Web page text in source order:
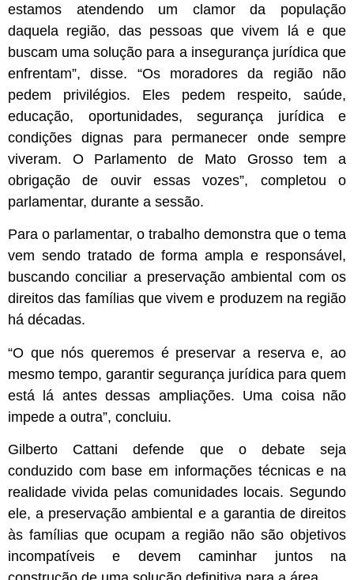
estamos atendendo um clamor da população
daquela região, das pessoas que vivem lá e que
buscam uma solução para a insegurança jurídica que
enfrentam”, disse. “Os moradores da região não
pedem privilégios. Eles pedem respeito, saúde,
educação, oportunidades, segurança jurídica e
condições dignas para permanecer onde sempre
viveram. O Parlamento de Mato Grosso tem a
obrigação de ouvir essas vozes”, completou o
parlamentar, durante a sessão.
Para o parlamentar, o trabalho demonstra que o tema
vem sendo tratado de forma ampla e responsável,
buscando conciliar a preservação ambiental com os
direitos das famílias que vivem e produzem na região
há décadas.
“O que nós queremos é preservar a reserva e, ao
mesmo tempo, garantir segurança jurídica para quem
está lá antes dessas ampliações. Uma coisa não
impede a outra”, concluiu.
Gilberto Cattani defende que o debate seja
conduzido com base em informações técnicas e na
realidade vivida pelas comunidades locais. Segundo
ele, a preservação ambiental e a garantia de direitos
às famílias que ocupam a região não são objetivos
incompatíveis e devem caminhar juntos na